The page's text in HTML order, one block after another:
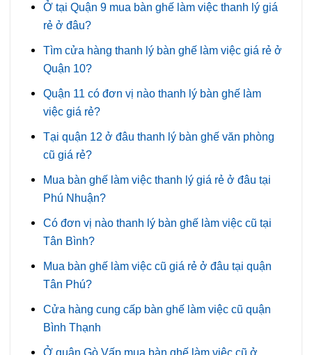
Ở tại Quận 9 mua bàn ghế làm việc thanh lý giá
rẻ ở đâu?
Tìm cửa hàng thanh lý bàn ghế làm việc giá rẻ ở
Quận 10?
Quận 11 có đơn vị nào thanh lý bàn ghế làm
việc giá rẻ?
Tại quận 12 ở đâu thanh lý bàn ghế văn phòng
cũ giá rẻ?
Mua bàn ghế làm việc thanh lý giá rẻ ở đâu tại
Phú Nhuận?
Có đơn vị nào thanh lý bàn ghế làm việc cũ tại
Tân Bình?
Mua bàn ghế làm việc cũ giá rẻ ở đâu tại quận
Tân Phú?
Cửa hàng cung cấp bàn ghế làm việc cũ quận
Bình Thạnh